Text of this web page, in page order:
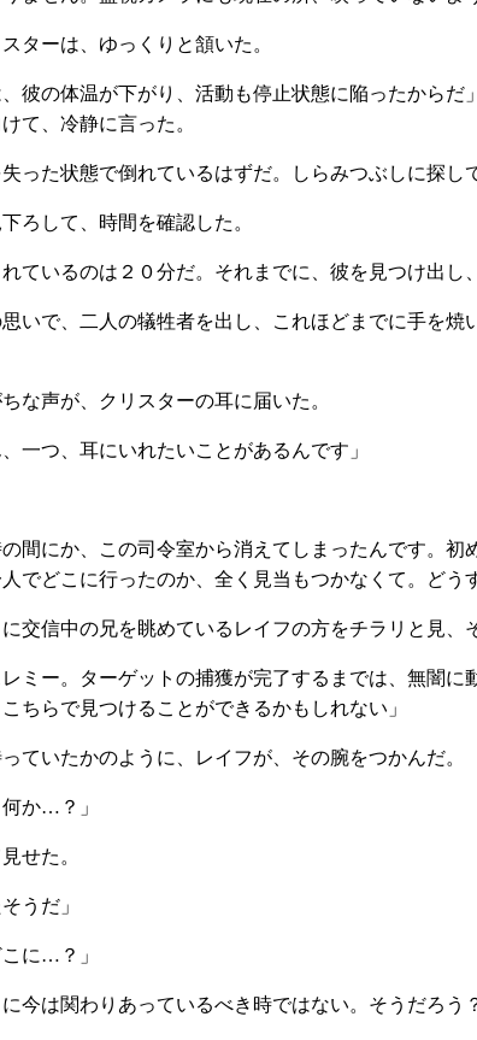
ターは、ゆっくりと頷いた。
、彼の体温が下がり、活動も停止状態に陥ったから
て、冷静に言った。
った状態で倒れているはずだ。しらみつぶしに探
ろして、時間を確認した。
ているのは２０分だ。それまでに、彼を見つけ出
いで、二人の犠牲者を出し、これほどまでに手を
な声が、クリスターの耳に届いた。
一つ、耳にいれたいことがあるんです」
間にか、この司令室から消えてしまったんです。
でどこに行ったのか、全く見当もつかなくて。どう
交信中の兄を眺めているレイフの方をチラリと見、
ミー。ターゲットの捕獲が完了するまでは、無闇
ちらで見つけることができるかもしれない」
ていたかのように、レイフが、その腕をつかんだ。
か…？」
せた。
うだ」
に…？」
今は関わりあっているべき時ではない。そうだろう